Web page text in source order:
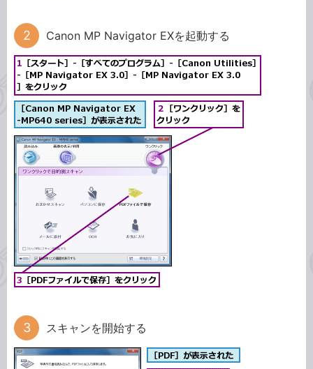
Canon MP Navigator EXを起動する
スキャンを開始する